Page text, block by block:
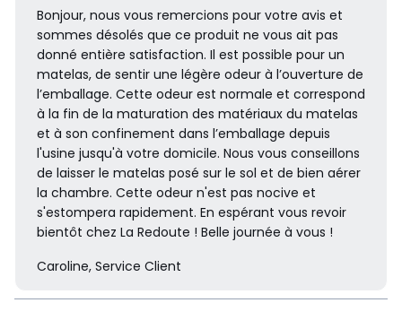
Bonjour, nous vous remercions pour votre avis et
sommes désolés que ce produit ne vous ait pas
donné entière satisfaction. Il est possible pour un
matelas, de sentir une légère odeur à l’ouverture de
l’emballage. Cette odeur est normale et correspond
à la fin de la maturation des matériaux du matelas
et à son confinement dans l’emballage depuis
l'usine jusqu'à votre domicile. Nous vous conseillons
de laisser le matelas posé sur le sol et de bien aérer
la chambre. Cette odeur n'est pas nocive et
s'estompera rapidement. En espérant vous revoir
bientôt chez La Redoute ! Belle journée à vous !
Caroline, Service Client